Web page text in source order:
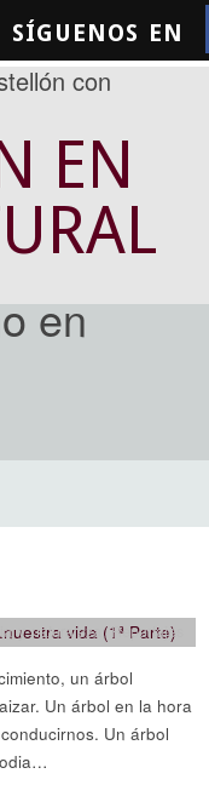
SÍGUENOS EN
en
y naturaleza ,Reportajes
un árbol
Un árbol en la hora
Un árbol